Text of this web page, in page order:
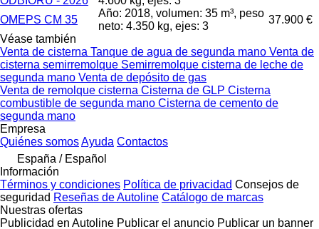
OMEPS CM 35
Año: 2018, volumen: 35 m³, peso
neto: 4.350 kg, ejes: 3
37.900 €
Véase también
Venta de cisterna Tanque de agua de segunda mano Venta de
cisterna semirremolque Semirremolque cisterna de leche de
segunda mano Venta de depósito de gas
Venta de remolque cisterna Cisterna de GLP Cisterna
combustible de segunda mano Cisterna de cemento de
segunda mano
Empresa
Quiénes somosAyuda Contactos
España / Español
Información
Términos y condiciones Política de privacidad Consejos de
seguridad Reseñas de Autoline Catálogo de marcas
Nuestras ofertas
Publicidad en Autoline Publicar el anuncio Publicar un banner